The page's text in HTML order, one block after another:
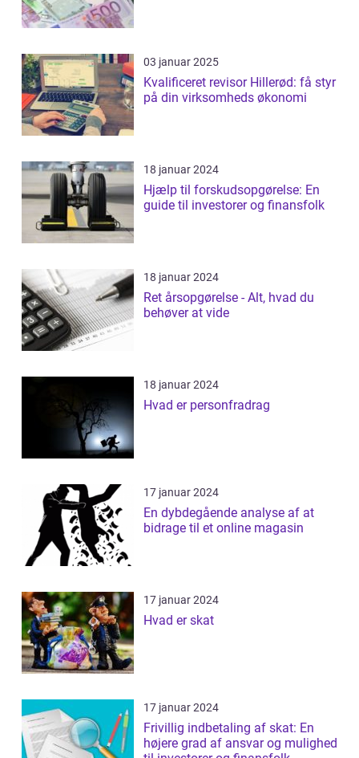
03 januar 2025
Kvalificeret revisor Hillerød: få styr
på din virksomheds økonomi
18 januar 2024
Hjælp til forskudsopgørelse: En
guide til investorer og finansfolk
18 januar 2024
Ret årsopgørelse - Alt, hvad du
behøver at vide
18 januar 2024
Hvad er personfradrag
17 januar 2024
En dybdegående analyse af at
bidrage til et online magasin
17 januar 2024
Hvad er skat
17 januar 2024
Frivillig indbetaling af skat: En
højere grad af ansvar og mulighed